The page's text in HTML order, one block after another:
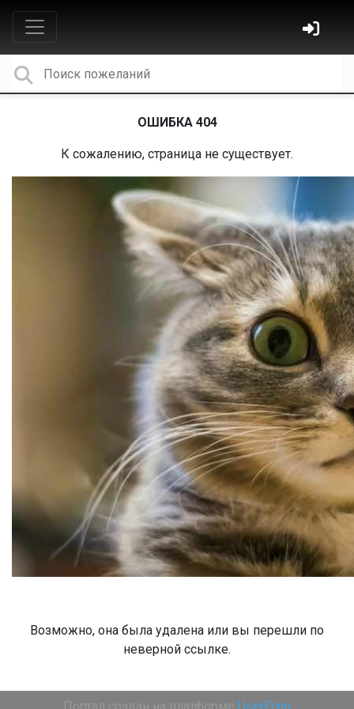
ОШИБКА 404
К сожалению, страница не существует.
Возможно, она была удалена или вы перешли по
неверной ссылке.